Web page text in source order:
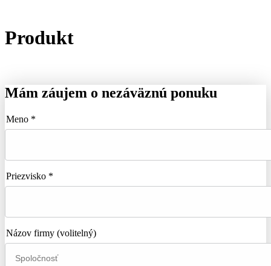
Produkt
Mám záujem o nezáväznú ponuku
Meno *
Priezvisko *
Názov firmy (volitelný)